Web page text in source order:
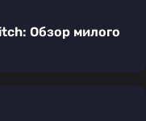
Обзор милого